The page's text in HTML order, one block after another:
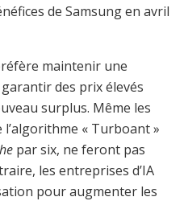
de Samsung en avril
maintenir une
des prix élevés
surplus. Même les
l’algorithme « Turboant »
par six, ne feront pas
les entreprises d’IA
pour augmenter les